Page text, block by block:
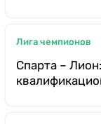
Лига чемпионов
Спарта –